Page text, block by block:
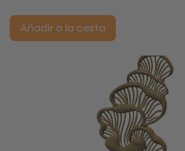
Añadir a la cesta